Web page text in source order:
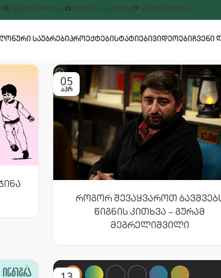
ᲒᲐᲛᲝᲛᲪᲔᲛᲚᲝᲑᲐ ᲝᲜᲚᲐᲘᲜ ᲐᲙᲐᲓᲔᲛᲘᲐ ᲡᲙᲝᲚᲐᲘᲜᲢᲔᲒᲠᲐ
ᲡᲐᲣᲑᲠᲔᲑᲘᲞᲠᲝᲔᲥᲢᲔᲑᲘᲡᲢᲐᲢᲘᲔᲑᲘᲕᲘᲓᲔᲝᲔᲑᲘᲩᲕᲔᲜᲘ
05
ᲐᲞᲠ
Როგორ Შევაყვაროთ
Წიგნის Კითხვა – Გურამ
Მეგრელიშვილი